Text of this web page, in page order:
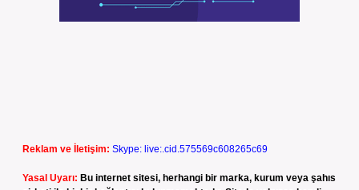
Reklam ve İletişim: Skype: live:.cid.575569c608265c69
Yasal Uyarı: Bu internet sitesi, herhangi bir marka, kurum veya şahıs